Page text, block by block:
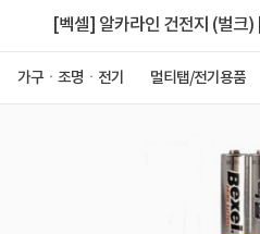
가구ㆍ조명ㆍ전기 멀티탭/전기용품